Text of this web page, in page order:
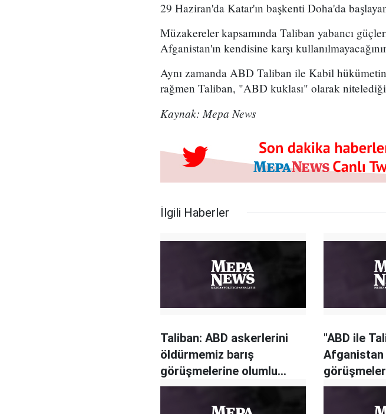
29 Haziran'da Katar'ın başkenti Doha'da
Müzakereler kapsamında Taliban yabancı
Afganistan'ın kendisine karşı
Aynı zamanda ABD Taliban ile Kabil
rağmen Taliban, "ABD kuklası" olarak
Kaynak: Mepa News
İlgili Haberler
Taliban: ABD askerlerini
öldürmemiz barış
görüşmelerine olumlu
yansıyor
"ABD ile
Afganistan
üzere"